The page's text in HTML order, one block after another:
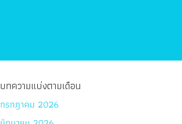
บทความแบ่งตามเดือน
กรกฎาคม 2026